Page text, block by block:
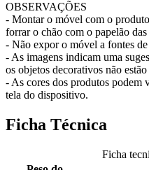
OBSERVAÇÕES
- Montar o móvel com o
forrar o chão com o papelão das
- Não expor o móvel a fontes
- As imagens indicam uma
os objetos decorativos não
- As cores dos produtos podem
tela do dispositivo.
Ficha Técnica
Ficha